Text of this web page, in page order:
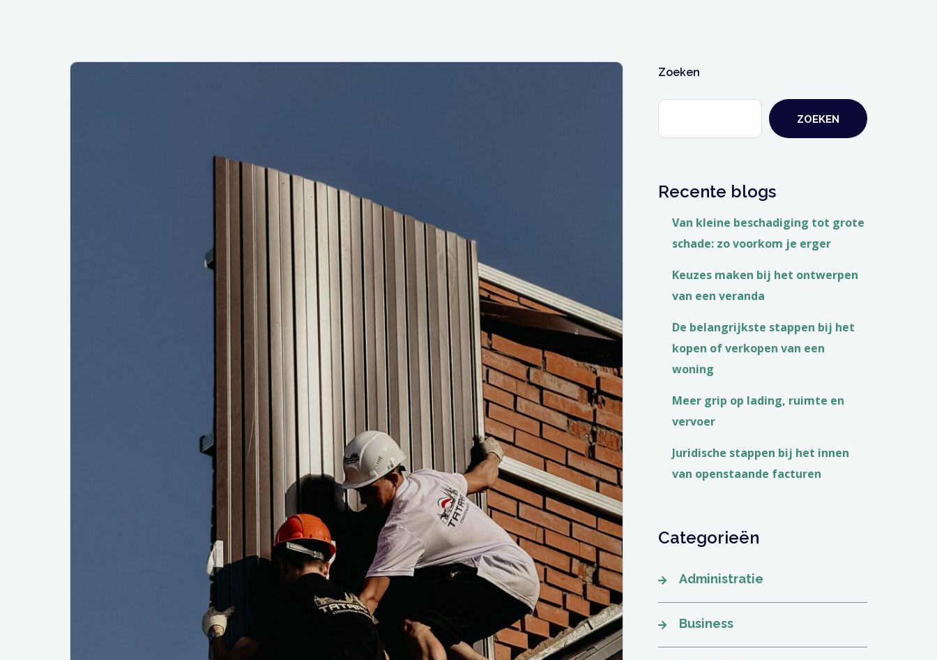
Zoeken
ZOEKEN
Recente blogs
Van kleine beschadiging tot grote
schade: zo voorkom je erger
Keuzes maken bij het ontwerpen
van een veranda
De belangrijkste stappen bij het
kopen of verkopen van een
woning
Meer grip op lading, ruimte en
vervoer
Juridische stappen bij het innen
van openstaande facturen
Categorieën
Administratie
Business